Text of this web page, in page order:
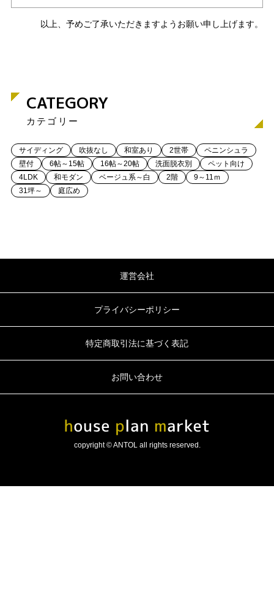
以上、予めご了承いただきますようお願い申し上げます。
CATEGORY
カテゴリー
サイディング 吹抜なし 和室あり 2世帯
ペニンシュラ
壁付
6帖～15帖 16帖～20帖 洗面脱衣別
ペット向け
4LDK
和モダン ベージュ系～白 2階
9～11ｍ
31坪～
庭広め
運営会社
プライバシーポリシー
特定商取引法に基づく表記
お問い合わせ
copyright © ANTOL all rights reserved.